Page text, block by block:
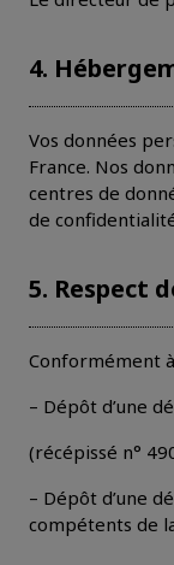
4.
Vos données
France. Nos
centres de
de
5. Respect
Conformément
– Dépôt d’une
(récépissé n°
– Dépôt d’une
compétents de